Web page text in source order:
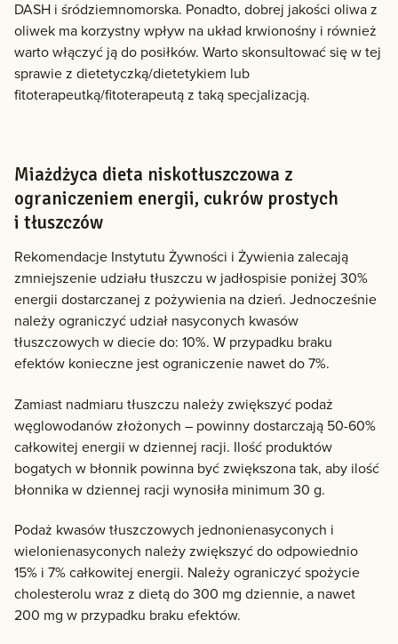
DASH i śródziemnomorska. Ponadto, dobrej jakości oliwa z
oliwek ma korzystny wpływ na układ krwionośny i również
warto włączyć ją do posiłków. Warto skonsultować się w tej
sprawie z dietetyczką/dietetykiem lub
fitoterapeutką/fitoterapeutą z taką specjalizacją.
Miażdżyca dieta niskotłuszczowa z
ograniczeniem energii, cukrów prostych
i tłuszczów
Rekomendacje Instytutu Żywności i Żywienia zalecają
zmniejszenie udziału tłuszczu w jadłospisie poniżej 30%
energii dostarczanej z pożywienia na dzień. Jednocześnie
należy ograniczyć udział nasyconych kwasów
tłuszczowych w diecie do: 10%. W przypadku braku
efektów konieczne jest ograniczenie nawet do 7%.
Zamiast nadmiaru tłuszczu należy zwiększyć podaż
węglowodanów złożonych – powinny dostarczają 50-60%
całkowitej energii w dziennej racji. Ilość produktów
bogatych w błonnik powinna być zwiększona tak, aby ilość
błonnika w dziennej racji wynosiła minimum 30 g.
Podaż kwasów tłuszczowych jednonienasyconych i
wielonienasyconych należy zwiększyć do odpowiednio
15% i 7% całkowitej energii. Należy ograniczyć spożycie
cholesterolu wraz z dietą do 300 mg dziennie, a nawet
200 mg w przypadku braku efektów.